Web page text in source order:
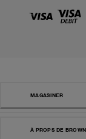
MAGASINER
À PROPS DE